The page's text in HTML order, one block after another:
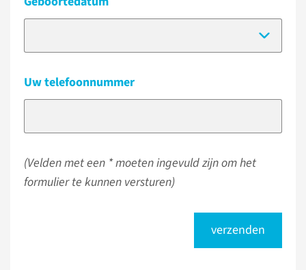
Uw telefoonnummer
(Velden met een * moeten ingevuld zijn om het
formulier te kunnen versturen)
verzenden